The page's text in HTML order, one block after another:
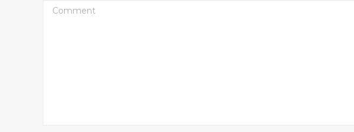
Comment